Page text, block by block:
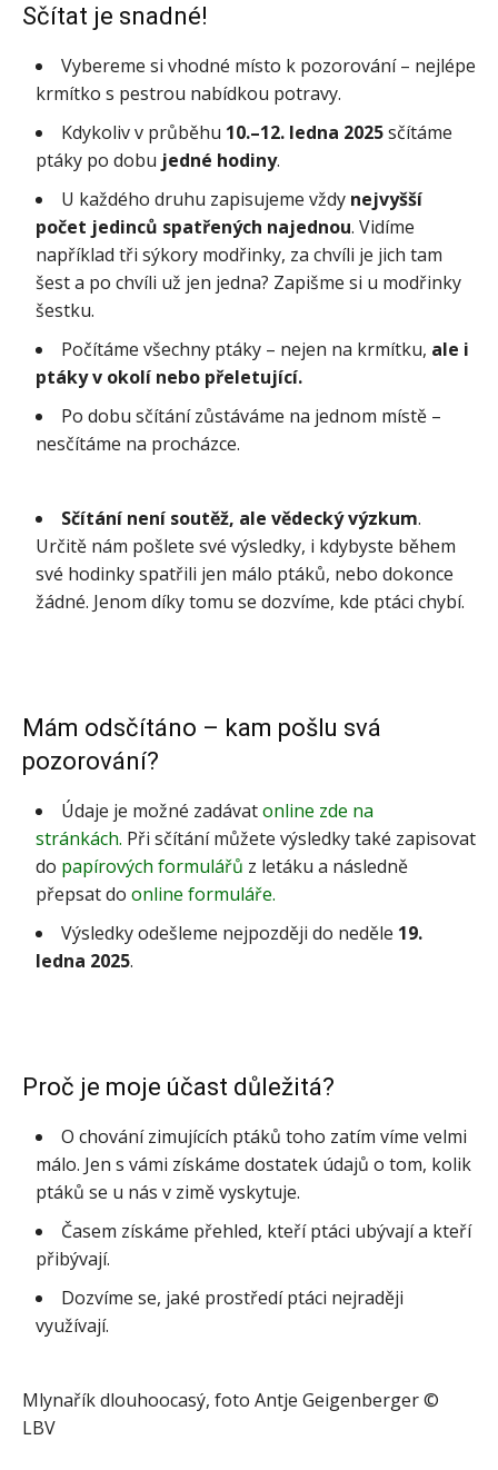
Sčítat je snadné!
Vybereme si vhodné místo k pozorování – nejlépe
krmítko s pestrou nabídkou potravy.
Kdykoliv v průběhu 10.–12. ledna 2025sčítáme
ptáky po dobu jedné hodiny.
U každého druhu zapisujeme vždy nejvyšší
počet jedinců spatřených najednou. Vidíme
například tři sýkory modřinky, za chvíli je jich tam
šest a po chvíli už jen jedna? Zapišme si u modřinky
šestku.
Počítáme všechny ptáky – nejen na krmítku, ale i
ptáky v okolí nebo přeletující.
Po dobu sčítání zůstáváme na jednom místě –
nesčítáme na procházce.
Sčítání není soutěž, ale vědecký výzkum.
Určitě nám pošlete své výsledky, i kdybyste během
své hodinky spatřili jen málo ptáků, nebo dokonce
žádné. Jenom díky tomu se dozvíme, kde ptáci chybí.
Mám odsčítáno – kam pošlu svá
pozorování?
Údaje je možné zadávatonline zde na
stránkách. Při sčítání můžete výsledky také zapisovat
do papírových formulářů z letáku a následně
přepsat do online formuláře.
Výsledky odešleme nejpozději do neděle 19.
ledna 2025.
Proč je moje účast důležitá?
O chování zimujících ptáků toho zatím víme velmi
málo. Jen s vámi získáme dostatek údajů o tom, kolik
ptáků se u nás v zimě vyskytuje.
Časem získáme přehled, kteří ptáci ubývají a kteří
přibývají.
Dozvíme se, jaké prostředí ptáci nejraději
využívají.
Mlynařík dlouhoocasý, foto Antje Geigenberger ©
LBV